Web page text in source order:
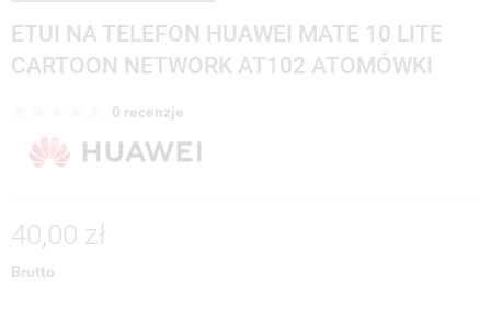
ETUI NA TELEFON HUAWEI MATE 10 LITE
CARTOON NETWORK AT102 ATOMÓWKI
0 recenzje
40,00 zł
Brutto